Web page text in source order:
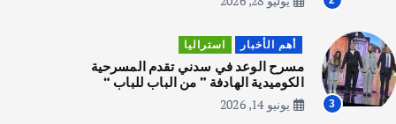
4
من الشهر المقبل
أهم الأخبار ثقافة وفنون
انطلاق ورشة التمثيل في مدينة كلباء الاماراتية
3
أهم الأخبار استراليا
مسرح الوعد في سدني تقدم المسرحية
الكوميدية الهادفة ” من الباب للباب “
يونيو 14, 2026